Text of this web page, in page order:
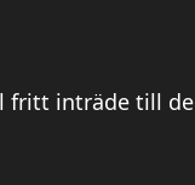
fritt inträde till de